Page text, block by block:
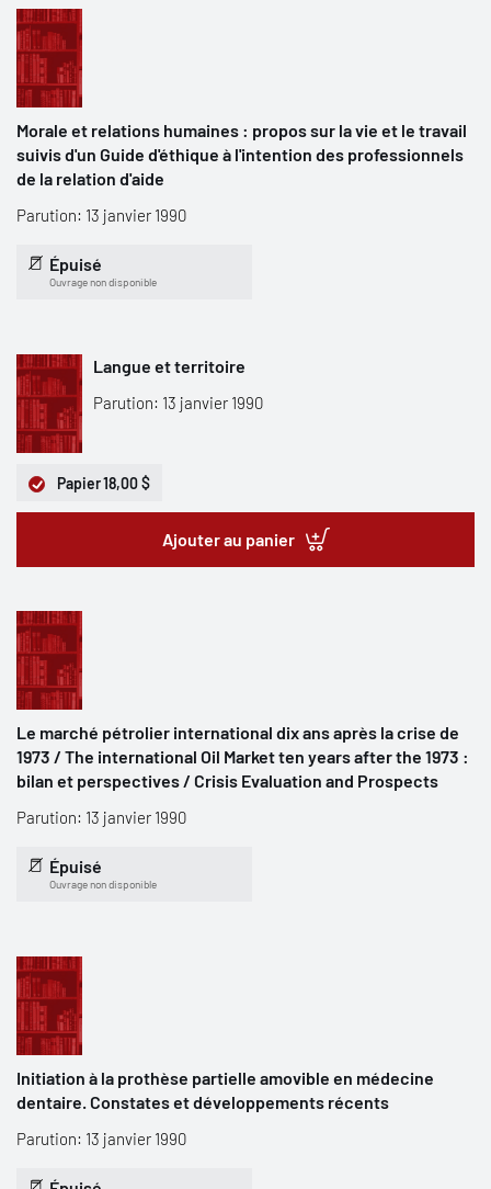
Morale et relations humaines : propos sur la vie et le travail
suivis d'un Guide d'éthique à l'intention des professionnels
de la relation d'aide
Parution: 13 janvier 1990
Épuisé
Ouvrage non disponible
Langue et territoire
Parution: 13 janvier 1990
Papier18,00 $
Ajouter au panier
Le marché pétrolier international dix ans après la crise de
1973 / The international Oil Market ten years after the 1973 :
bilan et perspectives / Crisis Evaluation and Prospects
Parution: 13 janvier 1990
Épuisé
Ouvrage non disponible
Initiation à la prothèse partielle amovible en médecine
dentaire. Constates et développements récents
Parution: 13 janvier 1990